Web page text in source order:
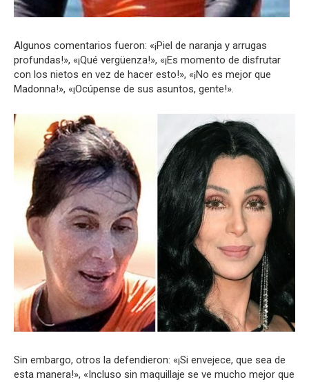
Algunos comentarios fueron: «¡Piel de naranja y arrugas
profundas!», «¡Qué vergüenza!», «¡Es momento de disfrutar
con los nietos en vez de hacer esto!», «¡No es mejor que
Madonna!», «¡Ocúpense de sus asuntos, gente!».
Sin embargo, otros la defendieron: «¡Si envejece, que sea de
esta manera!», «Incluso sin maquillaje se ve mucho mejor que